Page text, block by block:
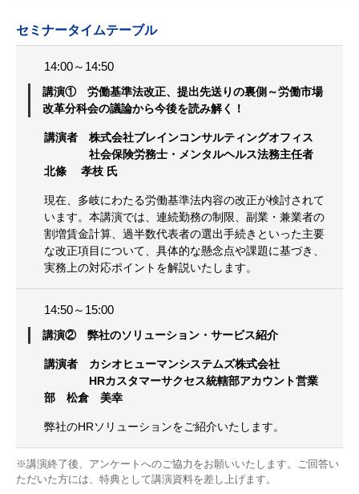
セミナータイムテーブル
14:00～14:50
講演① 労働基準法改正、提出先送りの裏側～労働市場
改革分科会の議論から今後を読み解く！
講演者 株式会社ブレインコンサルティングオフィス
社会保険労務士・メンタルヘルス法務主任者
北條 孝枝 氏
現在、多岐にわたる労働基準法内容の改正が検討されて
います。本講演では、連続勤務の制限、副業・兼業者の
割増賃金計算、過半数代表者の選出手続きといった主要
な改正項目について、​具体的な懸念点や課題に基づき、
実務上の対応ポイントを解説いたします。
14:50～15:00
講演② 弊社のソリューション・サービス紹介
講演者 カシオヒューマンシステムズ株式会社
HRカスタマーサクセス統轄部アカウント営業
部 松倉 美幸
弊社のHRソリューションをご紹介いたします。
※講演終了後、アンケートへのご協力をお願いいたします。ご回答い
ただいた方には、特典として講演資料を差し上げます。